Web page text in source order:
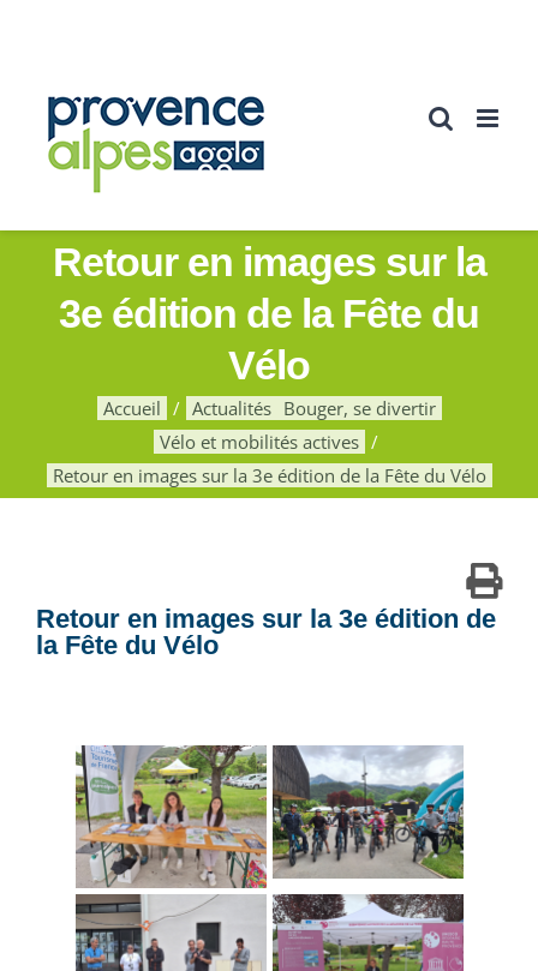
Retour en images sur la
3e édition de la Fête du
Vélo
Accueil Actualités Bouger, se divertir
Vélo et mobilités actives
Retour en images sur la 3e édition de la Fête du Vélo
Retour en images sur la 3e édition de
la Fête du Vélo